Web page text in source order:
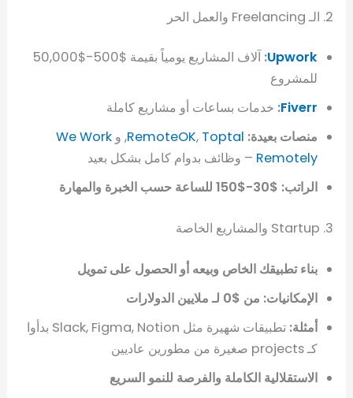
2. الـ Freelancing والعمل الحر
Upwork
:
آلاف المشاريع يومياً بقيمة $500-$50,000
للمشروع
Fiverr
: خدمات بساعات أو مشاريع كاملة
منصات بعيدة:
RemoteOK, Toptal , وWe Work
Remotely – وظائف بدوام كامل بشكل بعيد
الراتب: $30-$150 للساعة حسب الخبرة والمهارة
3. Startup والمشاريع الخاصة
بناء تطبيقك الخاص وبيعه أو الحصول على تمويل
الإمكانيات: من $0 لـ ملايين الدولارات
أمثلة:
تطبيقات شهيرة مثل Slack, Figma, Notion بدأوا
كـ projects صغيرة من مطورين عاديين
الاستقلالية الكاملة والفرصة للنمو السريع